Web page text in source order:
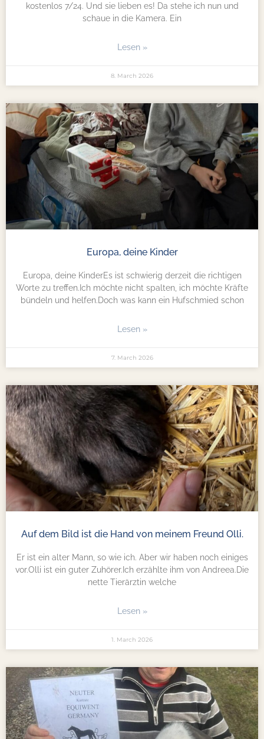
kostenlos 7/24. Und sie lieben es! Da stehe ich nun und
schaue in die Kamera. Ein
Lesen »
8. March 2026
Europa, deine Kinder
Europa, deine KinderEs ist schwierig derzeit die richtigen
Worte zu treffen.Ich möchte nicht spalten, ich möchte Kräfte
bündeln und helfen.Doch was kann ein Hufschmied schon
Lesen »
7. March 2026
Auf dem Bild ist die Hand von meinem Freund Olli.
Er ist ein alter Mann, so wie ich. Aber wir haben noch einiges
vor.Olli ist ein guter Zuhörer.Ich erzählte ihm von Andreea.Die
nette Tierärztin welche
Lesen »
1. March 2026